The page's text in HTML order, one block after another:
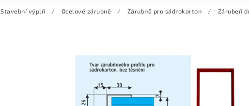
Stavební výplň / Ocelové zárubně / Zárubně pro sádrokarton / Zárubeň